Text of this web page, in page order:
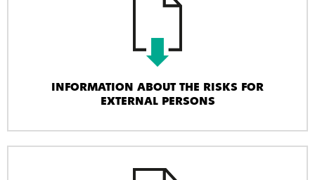
INFORMATION ABOUT THE RISKS FOR
EXTERNAL PERSONS